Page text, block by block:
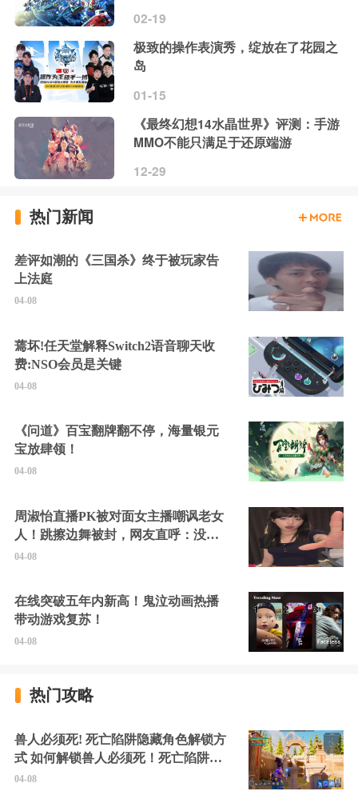
02-19
极致的操作表演秀，绽放在了花园之
岛
01-15
《最终幻想14水晶世界》评测：手游
MMO不能只满足于还原端游
12-29
热门新闻
差评如潮的《三国杀》终于被玩家告
上法庭
04-08
蔫坏!任天堂解释Switch2语音聊天收
费:NSO会员是关键
04-08
《问道》百宝翻牌翻不停，海量银元
宝放肆领！
04-08
周淑怡直播PK被对面女主播嘲讽老女
人！跳擦边舞被封，网友直呼：没边
硬擦封的好！
04-08
在线突破五年内新高！鬼泣动画热播
带动游戏复苏！
04-08
热门攻略
兽人必须死! 死亡陷阱隐藏角色解锁方
式 如何解锁兽人必须死！死亡陷阱中
的隐藏角色
04-08